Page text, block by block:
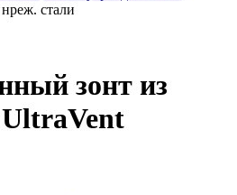
стали
зонт из